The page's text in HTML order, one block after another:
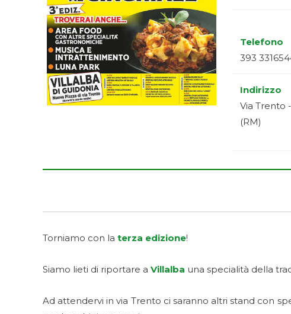
Telefono
393
Indirizzo
Via Trento
(RM)
Torniamo con la terza edizione!
Siamo lieti di riportare a Villalba una specialità della
Ad attendervi in via Trento ci saranno altri stand con